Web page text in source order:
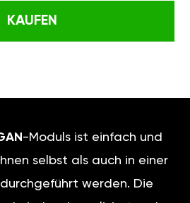
KAUFEN
-Moduls ist einfach und
selbst als auch in einer
werden. Die